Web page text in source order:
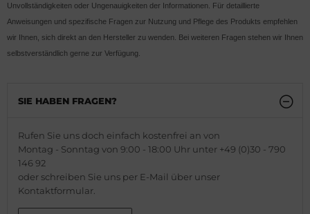
SIE HABEN FRAGEN?
Rufen Sie uns doch einfach kostenfrei an von
Montag - Sonntag von 9:00 - 18:00 Uhr unter +49 (0)30 - 790
146 92
oder schreiben Sie uns per E-Mail über unser
Kontaktformular.
Unvollständigkeiten oder Ungenauigkeiten der Informationen. Für detaillierte
Anweisungen und spezifische Fragen zur Nutzung und Pflege des Produkts empfehlen
wir Ihnen, sich direkt an den Hersteller zu wenden. Bei weiteren Fragen stehen wir Ihnen
selbstverständlich gerne zur Verfügung.